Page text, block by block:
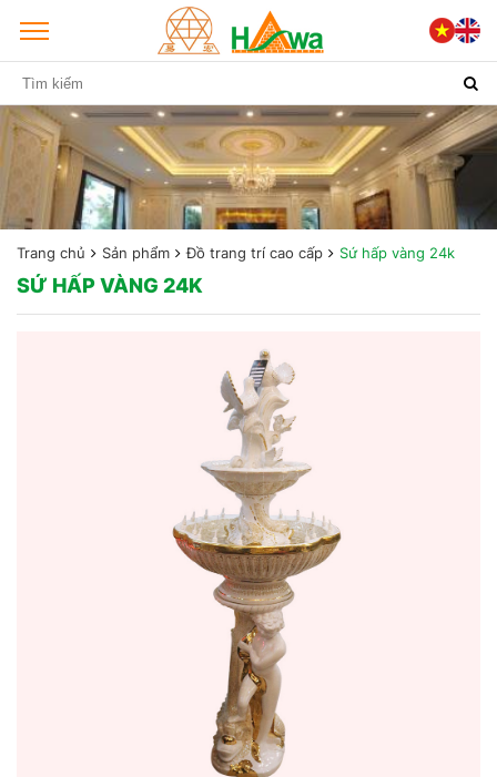
Trang chủ Sản phẩm Đồ trang trí cao cấp Sứ hấp vàng 24k
SỨ HẤP VÀNG 24K